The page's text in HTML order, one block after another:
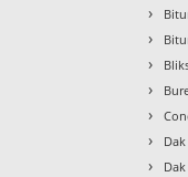
›
›
›
›
›
› Dak
›